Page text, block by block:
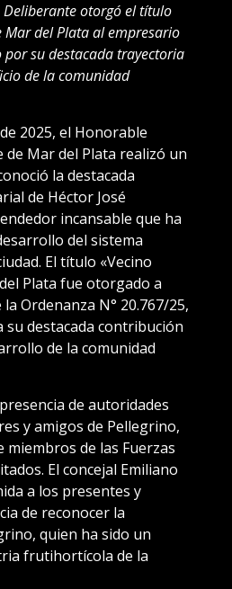
Deliberante otorgó el título
Mar del Plata al empresario
por su destacada trayectoria
de la comunidad
2025, el Honorable
de Mar del Plata realizó un
la destacada
de Héctor José
incansable que ha
del sistema
El título «Vecino
Plata fue otorgado a
Ordenanza N° 20.767/25,
su destacada contribución
de la comunidad
de autoridades
y amigos de Pellegrino,
miembros de las Fuerzas
El concejal Emiliano
a los presentes y
de reconocer la
quien ha sido un
frutihortícola de la